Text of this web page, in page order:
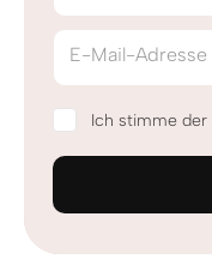
E-Mail-Adresse
Ich stimme der